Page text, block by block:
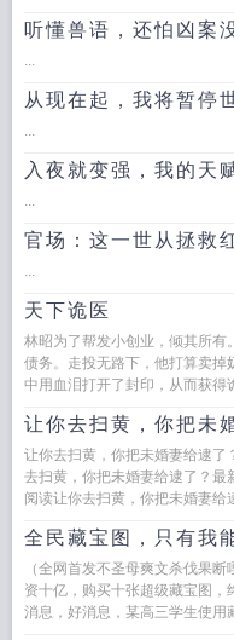
听懂兽语，还怕凶案
...
从现在起，我将暂停
...
入夜就变强，我的天
...
官场：这一世从拯救
...
天下诡医
林昭为了帮发小创业，倾其所有
债务。走投无路下，他打算卖掉
中用血泪打开了封印，从而获得
让你去扫黄，你把未
让你去扫黄，你把未婚妻给逮了
去扫黄，你把未婚妻给逮了？最
阅读让你去扫黄，你把未婚妻给
全民藏宝图，只有我
（全网首发不圣母爽文杀伐果
资十亿，购买十张超级藏宝图
消息，好消息，某高三学生使用